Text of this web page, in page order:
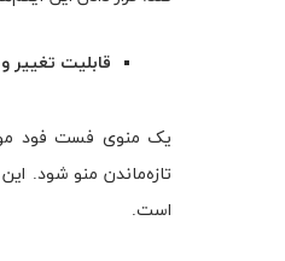
قابلیت تغییر
یک منوی فست فود
تازه‌ماندن منو شود.
است.